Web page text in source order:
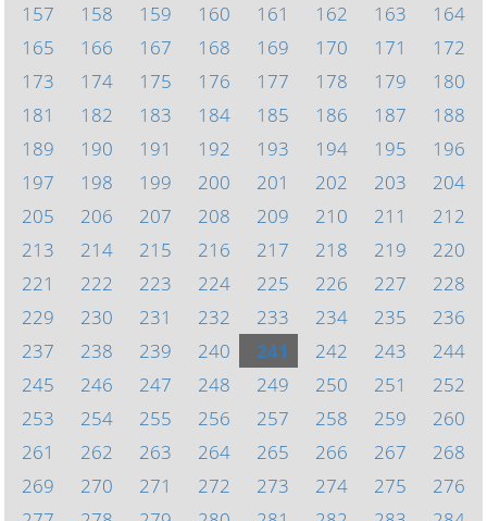
157
158 159 160 161 162 163
164
165
166 167 168 169 170 171
172
173
174 175 176 177 178 179
180
181
182 183 184 185 186 187
188
189
190 191 192 193 194 195
196
197
198 199 200 201 202 203
204
205
206 207 208 209 210 211
212
213
214 215 216 217 218 219
220
221
222 223 224 225 226 227
228
229
230 231 232 233 234 235
236
237
238 239 240 241 242 243
244
245
246 247 248 249 250 251
252
253
254 255 256 257 258 259
260
261
262 263 264 265 266 267
268
269
270 271 272 273 274 275
276